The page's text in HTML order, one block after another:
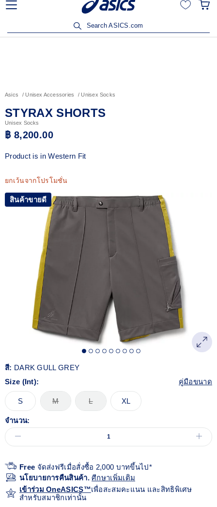
ลูกค้าวิริยะประกันภัยรับส่วนลด 15% เมื่อซื้อสินค้าครบ 3,500
Search ASICS.com
Asics Unisex Accessories Unisex Socks
STYRAX SHORTS
Unisex Socks
฿ 8,200.00
Product is in Western Fit
ยกเว้นจากโปรโมชั่น
สินค้าขายดี
สี: DARK GULL GREY
Size (Int):
คู่มือขนาด
S M L XL
จำนวน:
Free จัดส่งฟรีเมื่อสั่งซื้อ 2,000 บาทขึ้นไป*
นโยบายการคืนสินค้า.ศีกษาเพิ่มเติม
เข้าร่วม OneASICS™เพื่อสะสมคะแนน และสิทธิพิเศษ
สำหรับสมาชิกเท่านั้น